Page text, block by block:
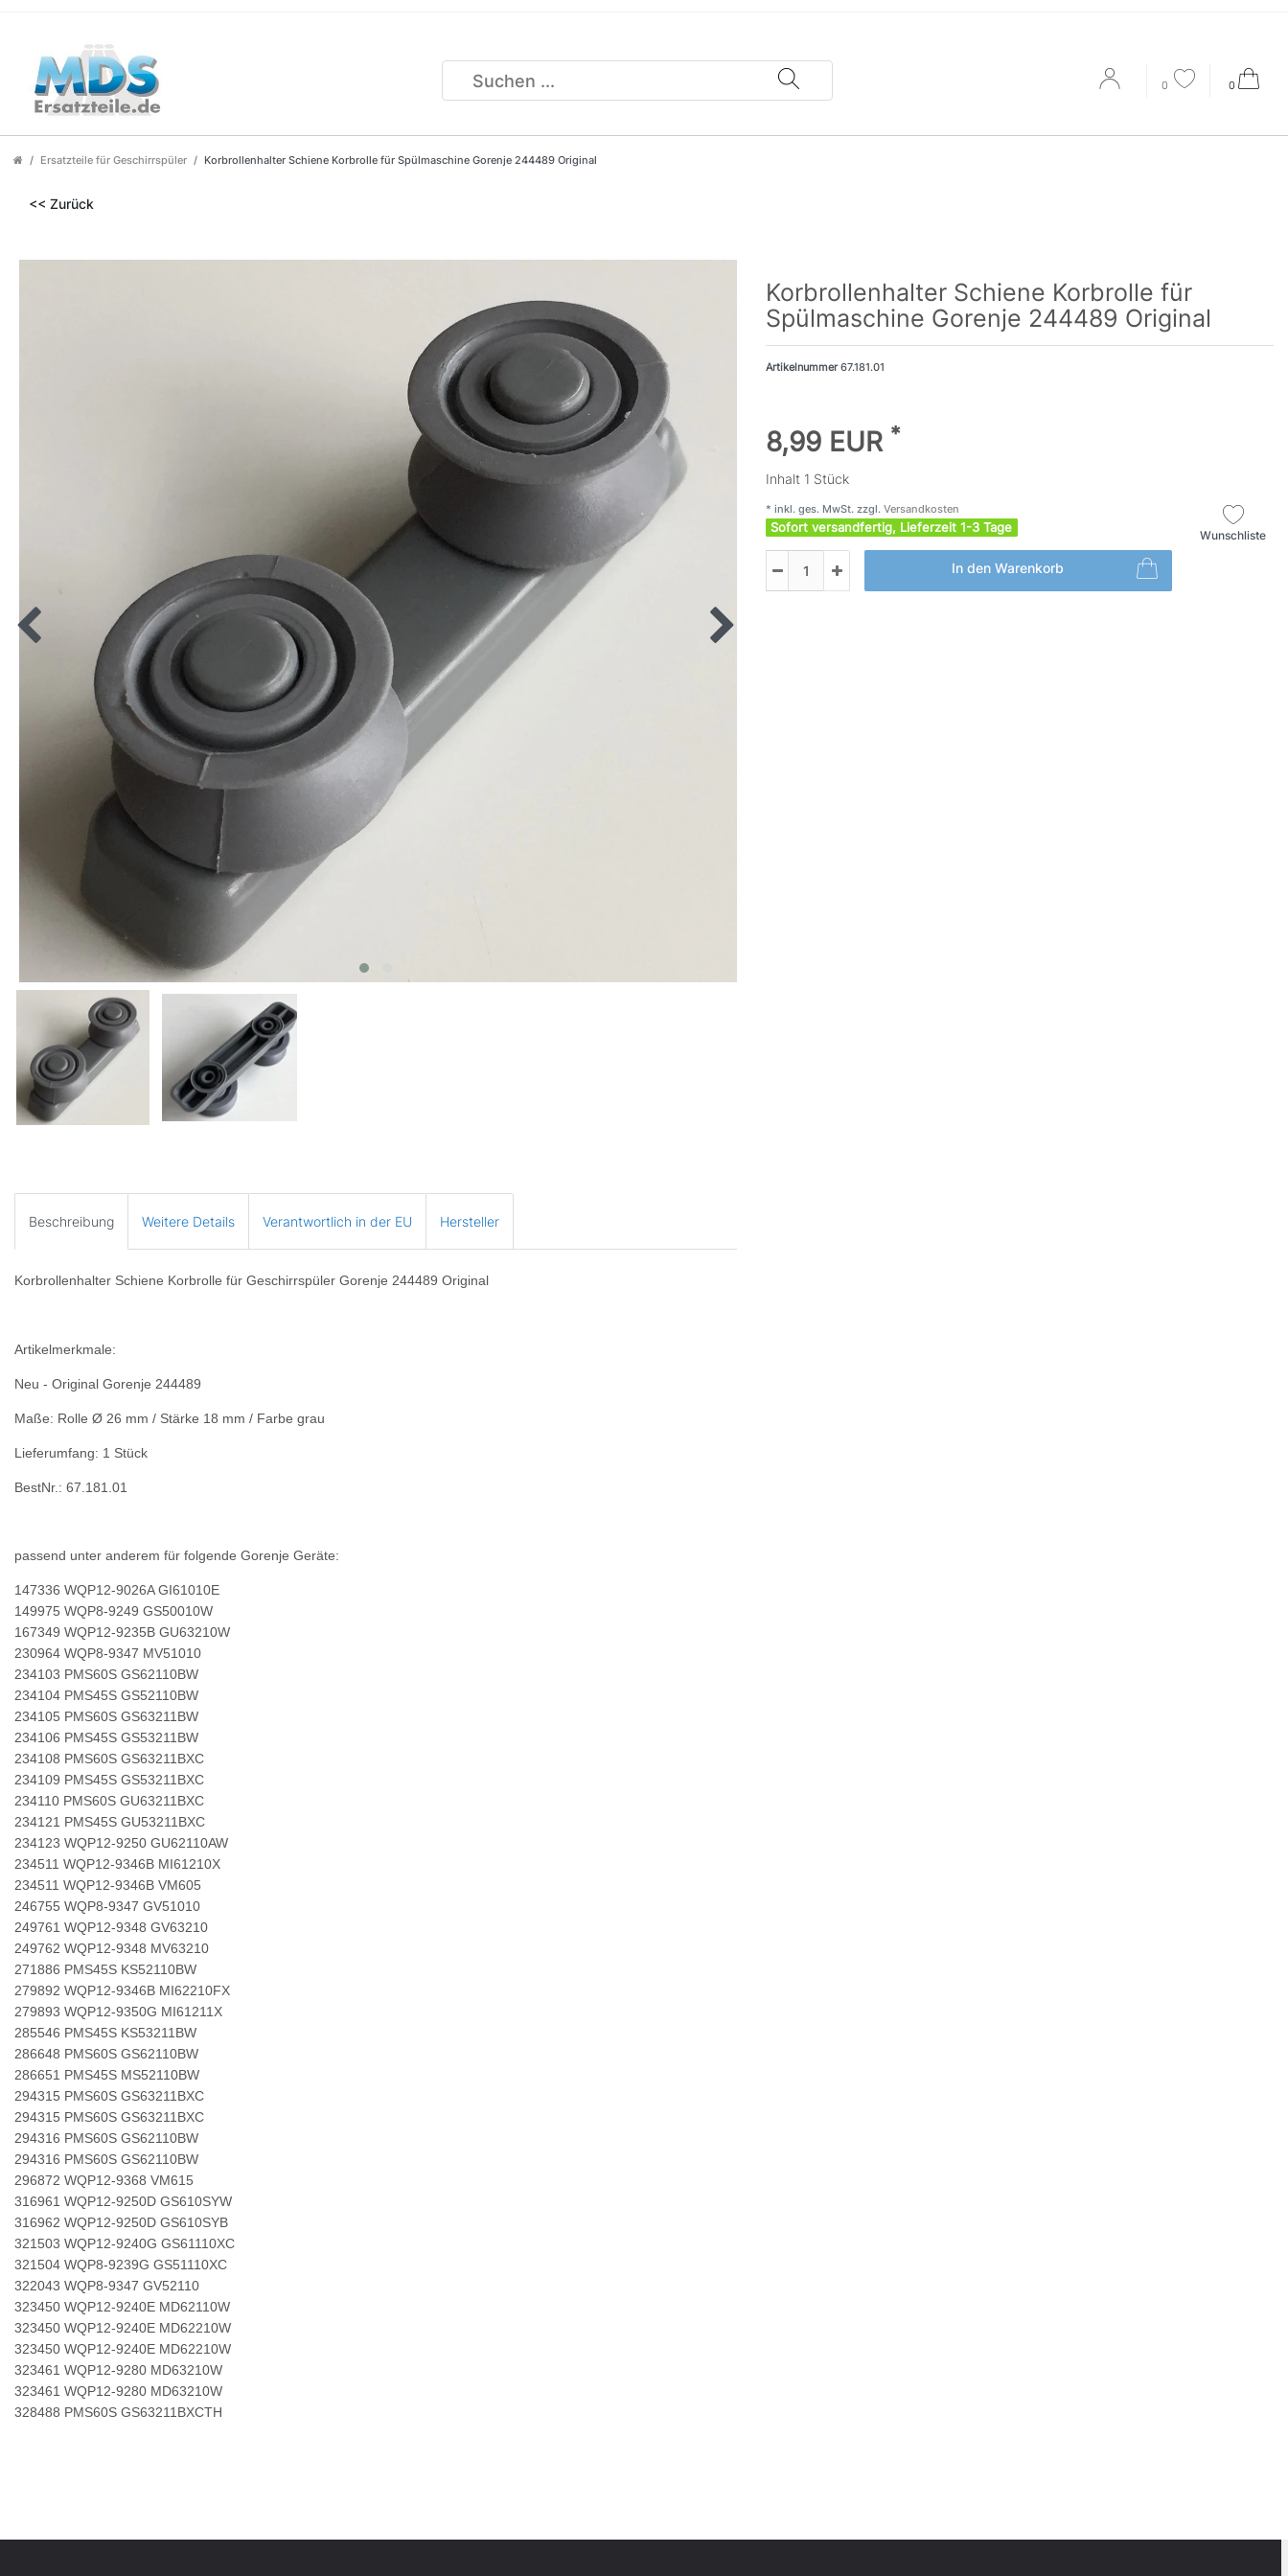
0 0
Ersatzteile für Geschirrspüler Korbrollenhalter Schiene Korbrolle für Spülmaschine Gorenje 244489 Original
<< Zurück
Korbrollenhalter Schiene Korbrolle für
Spülmaschine Gorenje 244489 Original
Artikelnummer67.181.01
8,99 EUR *
Inhalt 1 Stück
* inkl. ges. MwSt. zzgl. Versandkosten
Sofort versandfertig, Lieferzeit 1-3 Tage
In den Warenkorb
Wunschliste
Beschreibung Weitere Details Verantwortlich in der EU Hersteller
Korbrollenhalter Schiene Korbrolle für Geschirrspüler Gorenje 244489 Original
Artikelmerkmale:
Neu - Original Gorenje 244489
Maße: Rolle Ø 26 mm / Stärke 18 mm / Farbe grau
Lieferumfang: 1 Stück
BestNr.: 67.181.01
passend unter anderem für folgende Gorenje Geräte:
147336 WQP12-9026A GI61010E
149975 WQP8-9249 GS50010W
167349 WQP12-9235B GU63210W
230964 WQP8-9347 MV51010
234103 PMS60S GS62110BW
234104 PMS45S GS52110BW
234105 PMS60S GS63211BW
234106 PMS45S GS53211BW
234108 PMS60S GS63211BXC
234109 PMS45S GS53211BXC
234110 PMS60S GU63211BXC
234121 PMS45S GU53211BXC
234123 WQP12-9250 GU62110AW
234511 WQP12-9346B MI61210X
234511 WQP12-9346B VM605
246755 WQP8-9347 GV51010
249761 WQP12-9348 GV63210
249762 WQP12-9348 MV63210
271886 PMS45S KS52110BW
279892 WQP12-9346B MI62210FX
279893 WQP12-9350G MI61211X
285546 PMS45S KS53211BW
286648 PMS60S GS62110BW
286651 PMS45S MS52110BW
294315 PMS60S GS63211BXC
294315 PMS60S GS63211BXC
294316 PMS60S GS62110BW
294316 PMS60S GS62110BW
296872 WQP12-9368 VM615
316961 WQP12-9250D GS610SYW
316962 WQP12-9250D GS610SYB
321503 WQP12-9240G GS61110XC
321504 WQP8-9239G GS51110XC
322043 WQP8-9347 GV52110
323450 WQP12-9240E MD62110W
323450 WQP12-9240E MD62210W
323450 WQP12-9240E MD62210W
323461 WQP12-9280 MD63210W
323461 WQP12-9280 MD63210W
328488 PMS60S GS63211BXCTH